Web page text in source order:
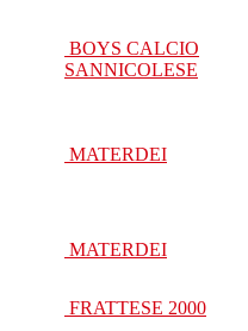
BOYS CALCIO
SANNICOLESE
MATERDEI
MATERDEI
FRATTESE 2000